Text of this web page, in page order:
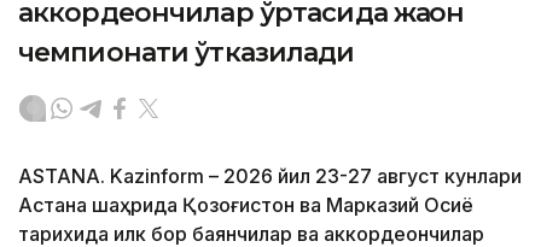
аккордеончилар ўртасида жаҳон
чемпионати ўтказилади
ASTANA. Kazinform – 2026 йил 23-27 август кунлари
Астана шаҳрида Қозоғистон ва Марказий Осиё
тарихида илк бор баянчилар ва аккордеончилар